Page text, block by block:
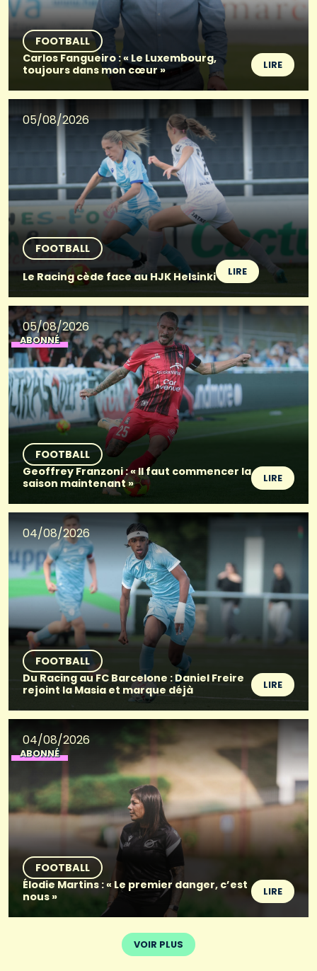
FOOTBALL
Carlos Fangueiro : « Le Luxembourg,
toujours dans mon cœur »
LIRE
05/08/2026
FOOTBALL
Le Racing cède face au HJK Helsinki
LIRE
05/08/2026
ABONNÉ
FOOTBALL
Geoffrey Franzoni : « Il faut commencer la
saison maintenant »
LIRE
04/08/2026
FOOTBALL
Du Racing au FC Barcelone : Daniel Freire
rejoint la Masia et marque déjà
LIRE
04/08/2026
ABONNÉ
FOOTBALL
Élodie Martins : « Le premier danger, c’est
nous »
LIRE
VOIR PLUS